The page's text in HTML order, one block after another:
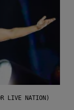
LIVE NATION)